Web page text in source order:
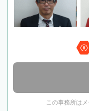
この事務所は